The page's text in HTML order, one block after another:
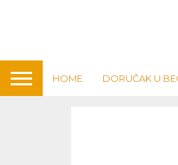
HOME DORUČAK U